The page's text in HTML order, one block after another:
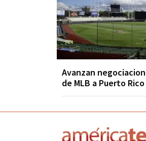
Avanzan
de MLB a Puerto Rico